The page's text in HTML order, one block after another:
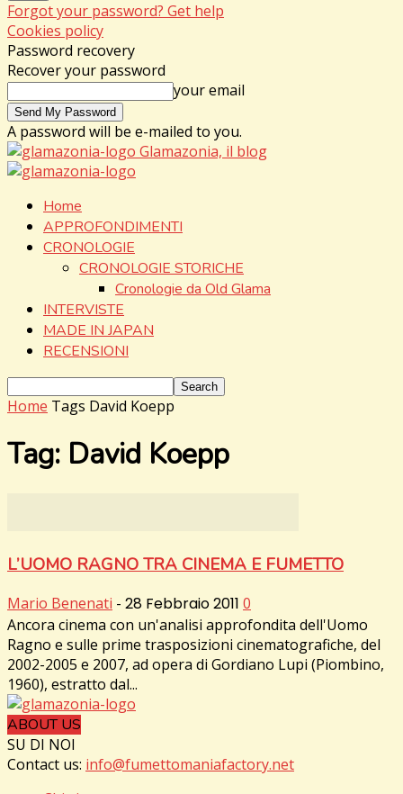
Forgot your password? Get help
Cookies policy
Password recovery
Recover your password
your email
A password will be e-mailed to you.
Glamazonia, il blog
Home
APPROFONDIMENTI
CRONOLOGIE
CRONOLOGIE STORICHE
Cronologie da Old Glama
INTERVISTE
MADE IN JAPAN
RECENSIONI
Home Tags David Koepp
Tag: David Koepp
L’UOMO RAGNO TRA CINEMA E FUMETTO
Mario Benenati - 28 Febbraio 2011 0
Ancora cinema con un'analisi approfondita dell'Uomo
Ragno e sulle prime trasposizioni cinematografiche, del
2002-2005 e 2007, ad opera di Gordiano Lupi (Piombino,
1960), estratto dal...
ABOUT US
SU DI NOI
Contact us: info@fumettomaniafactory.net